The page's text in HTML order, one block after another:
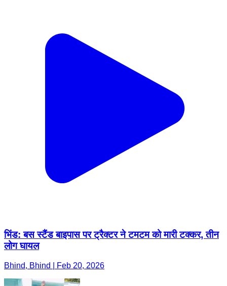
भिंड: बस स्टैंड बाइपास पर ट्रैक्टर ने टमटम को मारी टक्कर, तीन
लोग घायल
Bhind, Bhind | Feb 20, 2026